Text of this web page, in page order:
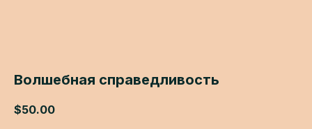
Волшебная справедливость
$50.00